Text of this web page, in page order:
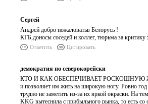
Сергей
Андрей добро пожаловатьв Белорусь !
КГБ,доносы соседей и коллег, тюрьма за критику
Ответить Цитировать
демократия по северокорейски
КТО И КАК ОБЕСПЕЧИВАЕТ РОСКОШНУЮ ЖИЗНЬ
и позволяет им жить на широкую ногу. Ровно
трудно не заметить из-за их яркой окраски. На
KKG вытеснила с прибыльного рынка, то есть